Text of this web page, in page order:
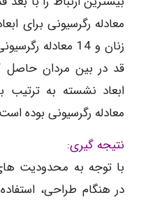
معادله رگرسیونی برای
زنان و 14 معادله
قد در بین مردان حاصل
معادله رگرسیونی بوده
نتیجه گیری:
با توجه به محدودیت
در هنگام طراحی،